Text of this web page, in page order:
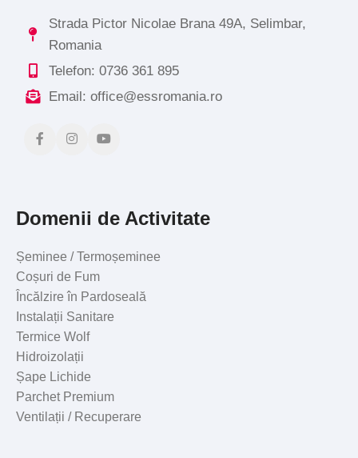
Strada Pictor Nicolae Brana 49A, Selimbar,
Romania
Telefon: 0736 361 895
Email: office@essromania.ro
Domenii de Activitate
Șeminee / Termoșeminee
Coșuri de Fum
Încălzire în Pardoseală
Instalații Sanitare
Termice Wolf
Hidroizolații
Șape Lichide
Parchet Premium
Ventilații / Recuperare